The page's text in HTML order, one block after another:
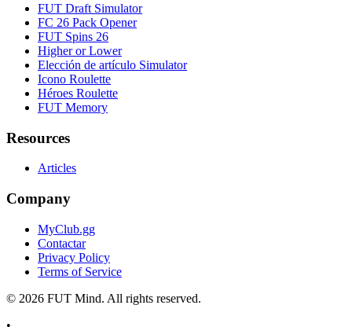
FUT Draft Simulator
FC 26 Pack Opener
FUT Spins 26
Higher or Lower
Elección de artículo Simulator
Icono Roulette
Héroes Roulette
FUT Memory
Resources
Articles
Company
MyClub.gg
Contactar
Privacy Policy
Terms of Service
© 2026 FUT Mind. All rights reserved.